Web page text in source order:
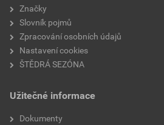
Značky
Slovník pojmů
Zpracování osobních údajů
Nastavení cookies
ŠTĚDRÁ SEZÓNA
Užitečné informace
Dokumenty